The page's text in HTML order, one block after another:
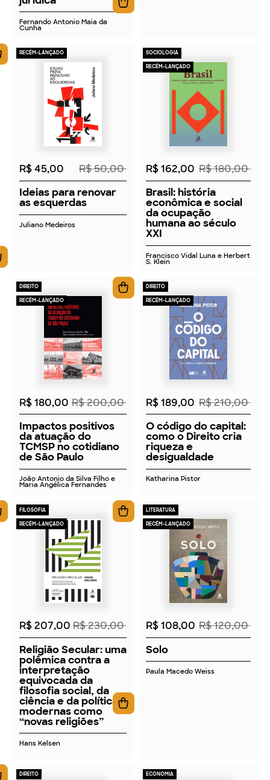
Fernando Antonio Maia da
Cunha
RECÉM-LANÇADO
2026
R$ 45,00
R$ 50,00
Ideias para renovar
as esquerdas
Juliano Medeiros
SOCIOLOGIA
RECÉM-LANÇADO
2026
R$ 162,00 R$ 180,00
Brasil: história
econômica e social
da ocupação
humana ao século
XXI
Francisco Vidal Luna e Herbert
S. Klein
DIREITO
RECÉM-LANÇADO
2026
R$ 180,00 R$ 200,00
Impactos positivos
da atuação do
TCMSP no cotidiano
de São Paulo
João Antonio da Silva Filho e
Maria Angélica Fernandes
DIREITO
RECÉM-LANÇADO
2026
R$ 189,00 R$ 210,00
O código do capital:
como o Direito cria
riqueza e
desigualdade
Katharina Pistor
FILOSOFIA
RECÉM-LANÇADO
2026
R$ 207,00 R$ 230,00
Religião Secular: uma
polêmica contra a
interpretação
equivocada da
filosofia social, da
ciência e da política
modernas como
“novas religiões”
Hans Kelsen
LITERATURA
RECÉM-LANÇADO
2026
R$ 108,00 R$ 120,00
Solo
Paula Macedo Weiss
DIREITO ECONOMIA